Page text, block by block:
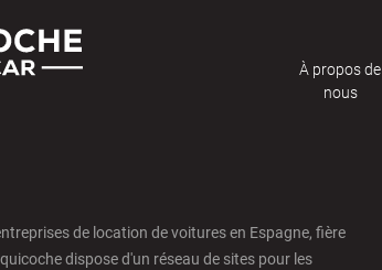
À propos de
nous
de location de voitures en Espagne, fière
dispose d'un réseau de sites pour les